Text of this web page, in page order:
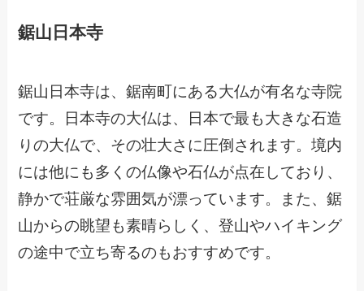
鋸山日本寺
鋸山日本寺は、鋸南町にある大仏が有名な寺院
です。日本寺の大仏は、日本で最も大きな石造
りの大仏で、その壮大さに圧倒されます。境内
には他にも多くの仏像や石仏が点在しており、
静かで荘厳な雰囲気が漂っています。また、鋸
山からの眺望も素晴らしく、登山やハイキング
の途中で立ち寄るのもおすすめです。